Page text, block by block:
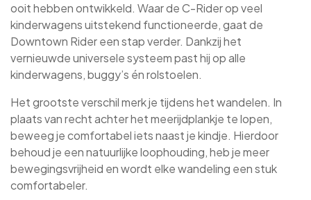
ooit hebben ontwikkeld. Waar de C-Rider op veel
kinderwagens uitstekend functioneerde, gaat de
Downtown Rider een stap verder. Dankzij het
vernieuwde universele systeem past hij op alle
kinderwagens, buggy’s én rolstoelen.
Het grootste verschil merk je tijdens het wandelen. In
plaats van recht achter het meerijdplankje te lopen,
beweeg je comfortabel iets naast je kindje. Hierdoor
behoud je een natuurlijke loophouding, heb je meer
bewegingsvrijheid en wordt elke wandeling een stuk
comfortabeler.